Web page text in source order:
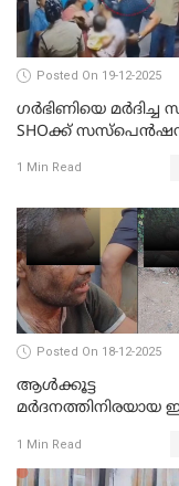
Posted On 19-12-2025
ഗര്‍ഭിണിയെ മർദിച്ച
SHOക്ക്
1 Min Read
Posted On 18-12-2025
ആൾക്കൂട്ട
മർദനത്തിനിരയായ
നടുക്കുന്ന സംഭവം
വാളയാറിൽ
1 Min Read